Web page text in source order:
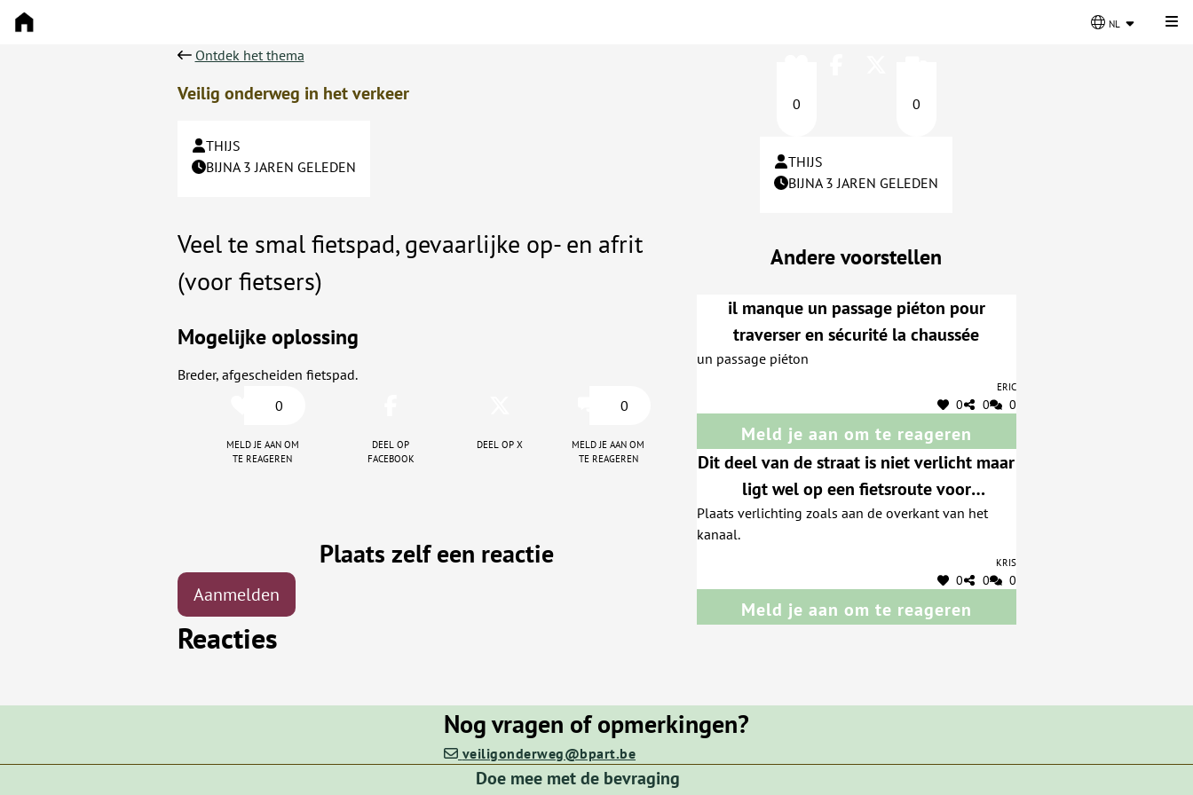
nl
Ontdek het thema
Veilig onderweg in het verkeer
THIJS
BIJNA 3 JAREN GELEDEN
Veel te smal fietspad, gevaarlijke op- en afrit
(voor fietsers)
Mogelijke oplossing
Breder, afgescheiden fietspad.
0
Meld je aan om
te reageren
Deel op
facebook
Deel op X
0
Meld je aan om
te reageren
Plaats zelf een reactie
Aanmelden
Reacties
0 0
THIJS
BIJNA 3 JAREN GELEDEN
Andere voorstellen
il manque un passage piéton pour
traverser en sécurité la chaussée
un passage piéton
Eric
0 0 0
Meld je aan om te reageren
Dit deel van de straat is niet verlicht maar
ligt wel op een fietsroute voor
schoolverkeer.
Plaats verlichting zoals aan de overkant van het
kanaal.
Kris
0 0 0
Meld je aan om te reageren
Nog vragen of opmerkingen?
veiligonderweg@bpart.be
Doe mee met de bevraging